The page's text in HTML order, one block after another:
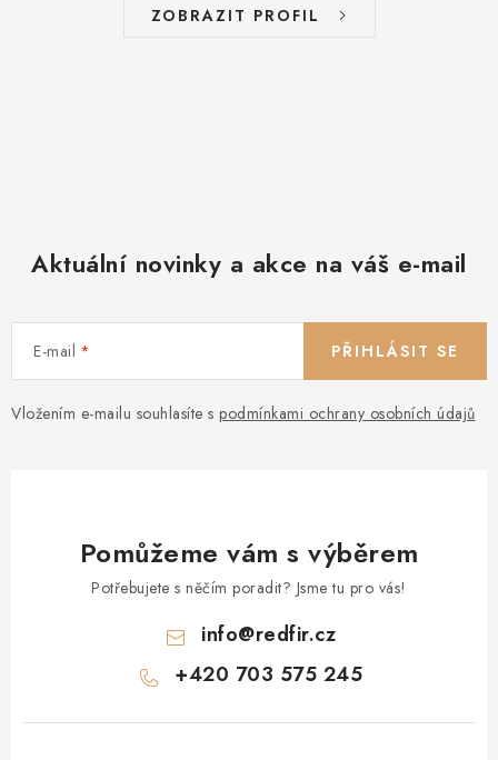
ZOBRAZIT PROFIL
Aktuální novinky a akce na váš e-mail
E-mail
Vložením e-mailu souhlasíte s podmínkami ochrany osobních údajů
PŘIHLÁSIT SE
Pomůžeme vám s výběrem
Potřebujete s něčím poradit? Jsme tu pro vás!
info@redfir.cz
+420 703 575 245